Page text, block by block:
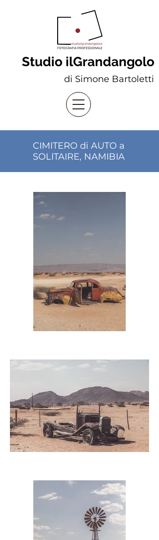
Studio ilGrandangolo
di Simone Bartoletti
CIMITERO di AUTO a
SOLITAIRE, NAMIBIA